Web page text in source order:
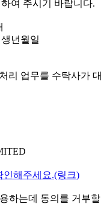
여 주시기 바랍니다.
년월일
리 업무를 수탁사가 대
인해주세요.(링크)
하는데 동의를 거부할